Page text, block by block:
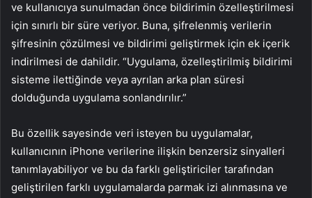
ve kullanıcıya sunulmadan önce bildirimin özelleştirilmesi
için sınırlı bir süre veriyor. Buna, şifrelenmiş verilerin
şifresinin çözülmesi ve bildirimi geliştirmek için ek içerik
indirilmesi de dahildir. “Uygulama, özelleştirilmiş bildirimi
sisteme ilettiğinde veya ayrılan arka plan süresi
dolduğunda uygulama sonlandırılır.”
Bu özellik sayesinde veri isteyen bu uygulamalar,
kullanıcının iPhone verilerine ilişkin benzersiz sinyalleri
tanımlayabiliyor ve bu da farklı geliştiriciler tarafından
geliştirilen farklı uygulamalarda parmak izi alınmasına ve